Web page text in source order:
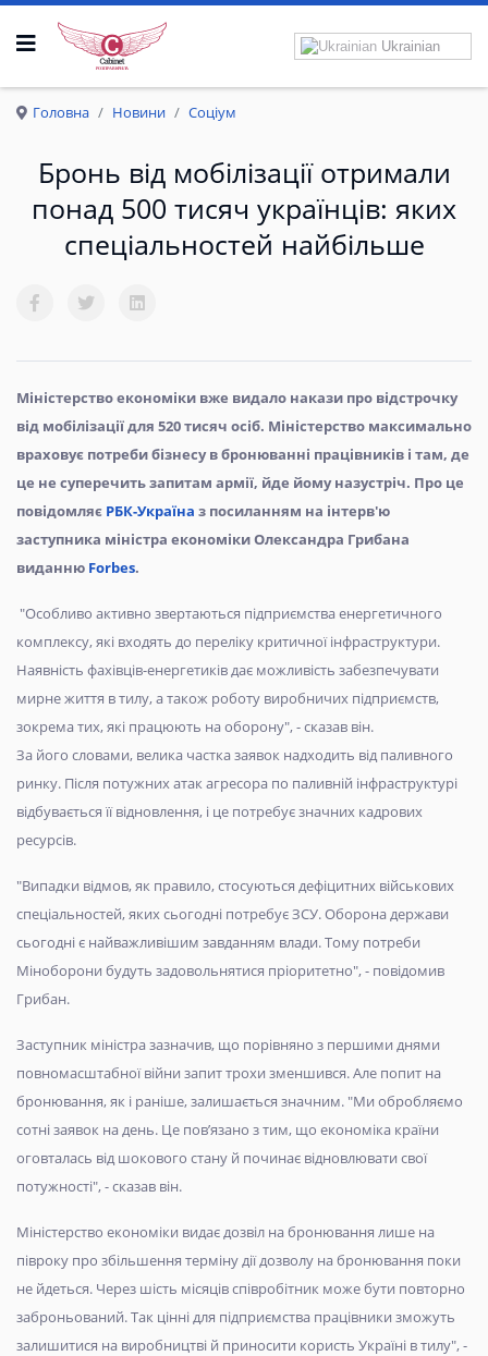
РОЗПРАВКРИЛА
Ukrainian
Головна Новини Соціум
Бронь від мобілізації отримали
понад 500 тисяч українців: яких
спеціальностей найбільше
Міністерство економіки вже видало накази про відстрочку
від мобілізації для 520 тисяч осіб. Міністерство максимально
враховує потреби бізнесу в бронюванні працівників і там, де
це не суперечить запитам армії, йде йому назустріч. Про це
повідомляє РБК-Україна з посиланням на інтерв'ю
заступника міністра економіки Олександра Грибана
виданню Forbes.
"Особливо активно звертаються підприємства енергетичного
комплексу, які входять до переліку критичної інфраструктури.
Наявність фахівців-енергетиків дає можливість забезпечувати
мирне життя в тилу, а також роботу виробничих підприємств,
зокрема тих, які працюють на оборону", - сказав він.
За його словами, велика частка заявок надходить від паливного
ринку. Після потужних атак агресора по паливній інфраструктурі
відбувається її відновлення, і це потребує значних кадрових
ресурсів.
"Випадки відмов, як правило, стосуються дефіцитних військових
спеціальностей, яких сьогодні потребує ЗСУ. Оборона держави
сьогодні є найважливішим завданням влади. Тому потреби
Міноборони будуть задовольнятися пріоритетно", - повідомив
Грибан.
Заступник міністра зазначив, що порівняно з першими днями
повномасштабної війни запит трохи зменшився. Але попит на
бронювання, як і раніше, залишається значним. "Ми обробляємо
сотні заявок на день. Це пов’язано з тим, що економіка країни
оговталась від шокового стану й починає відновлювати свої
потужності", - сказав він.
Міністерство економіки видає дозвіл на бронювання лише на
півроку про збільшення терміну дії дозволу на бронювання поки
не йдеться. Через шість місяців співробітник може бути повторно
заброньований. Так цінні для підприємства працівники зможуть
залишитися на виробництві й приносити користь Україні в тилу", -